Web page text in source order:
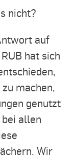
nicht?
auf
hat sich
machen,
genutzt
allen
Wir